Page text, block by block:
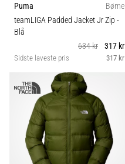
Vær
en
del
hver
…
Vis
alle
artikler
Puma
Børne
teamLIGA Padded Jacket Jr Zip -
Blå
634 kr
317 kr
Sidste laveste pris 317 kr